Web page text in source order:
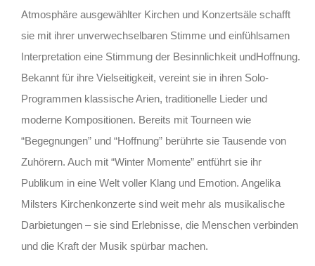
Atmosphäre ausgewählter Kirchen und Konzertsäle schafft
sie mit ihrer unverwechselbaren Stimme und einfühlsamen
Interpretation eine Stimmung der Besinnlichkeit undHoffnung.
Bekannt für ihre Vielseitigkeit, vereint sie in ihren Solo-
Programmen klassische Arien, traditionelle Lieder und
moderne Kompositionen. Bereits mit Tourneen wie
“Begegnungen” und “Hoffnung” berührte sie Tausende von
Zuhörern. Auch mit “Winter Momente” entführt sie ihr
Publikum in eine Welt voller Klang und Emotion. Angelika
Milsters Kirchenkonzerte sind weit mehr als musikalische
Darbietungen – sie sind Erlebnisse, die Menschen verbinden
und die Kraft der Musik spürbar machen.